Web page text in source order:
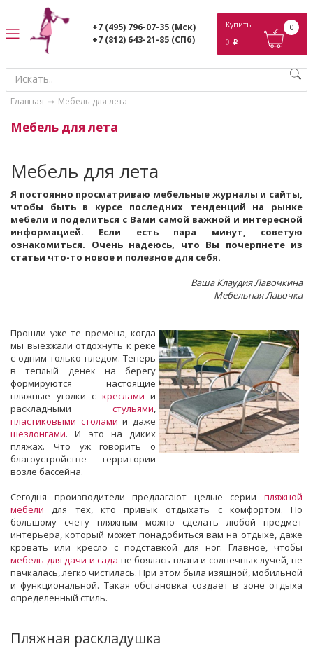
+7 (495) 796-07-35 (Мск)
+7 (812) 643-21-85 (СПб)
Купить
0 p
0
Главная Мебель для лета
Мебель для лета
Мебель для лета
Я постоянно просматриваю мебельные журналы и сайты,
чтобы быть в курсе последних тенденций на рынке
мебели и поделиться с Вами самой важной и интересной
информацией.
Если есть пара минут, советую
ознакомиться. Очень надеюсь, что Вы почерпнете из
статьи что-то новое и полезное для себя.
ВашаКлаудия Лавочкина
Мебельная Лавочка
Прошли уже те времена, когда
мы выезжали отдохнуть к реке
с одним только пледом. Теперь
в теплый денек на берегу
формируются настоящие
пляжные уголки с креслами и
раскладными стульями,
пластиковыми столами и даже
шезлонгами. И это на диких
пляжах. Что уж говорить о
благоустройстве территории
возле бассейна.
Сегодня производители предлагают целые серии пляжной
мебели для тех, кто привык отдыхать с комфортом. По
большому счету пляжным можно сделать любой предмет
интерьера, который может понадобиться вам на отдыхе, даже
кровать или кресло с подставкой для ног. Главное, чтобы
мебель для дачи и сада не боялась влаги и солнечных лучей, не
пачкалась, легко чистилась. При этом была изящной, мобильной
и функциональной. Такая обстановка создает в зоне отдыха
определенный стиль.
Пляжная раскладушка